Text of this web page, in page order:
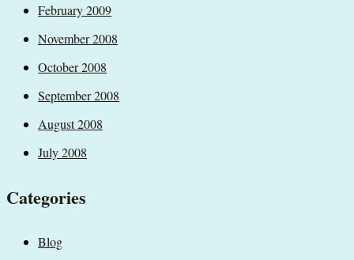
February 2009
November 2008
October 2008
September 2008
August 2008
July 2008
Categories
Blog